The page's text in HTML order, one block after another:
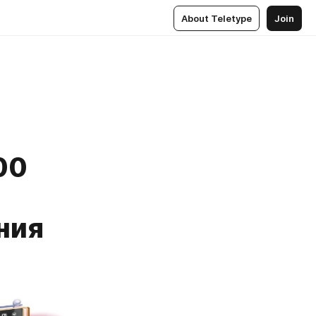
About Teletype Join